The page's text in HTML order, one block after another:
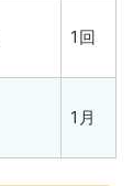
1回
1月